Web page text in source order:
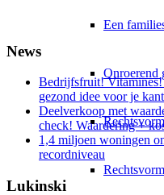
Een
Onroerend
News
Bedrijfsfruit!
gezond idee voor je
Deelverkoop met
check! Waardering +
1,4 miljoen woningen
recordniveau
Lukinski